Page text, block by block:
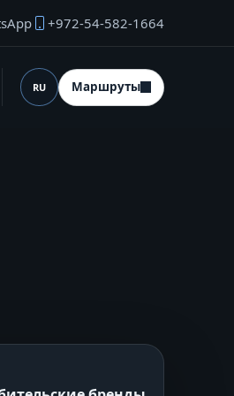
почта основателя
+972-54-582-1664
Язык (desktop)
RU Маршруты